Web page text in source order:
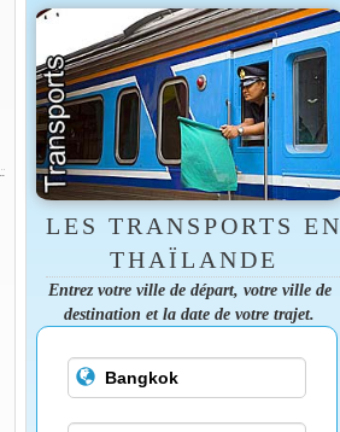
LES TRANSPORTS EN
THAÏLANDE
Entrez votre ville de départ, votre ville de
destination et la date de votre trajet.